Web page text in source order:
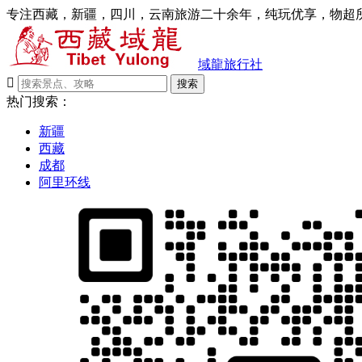
专注西藏，新疆，四川，云南旅游二十余年，纯玩优享，物超
域龍旅行社

搜索
热门搜索：
新疆
西藏
成都
阿里环线